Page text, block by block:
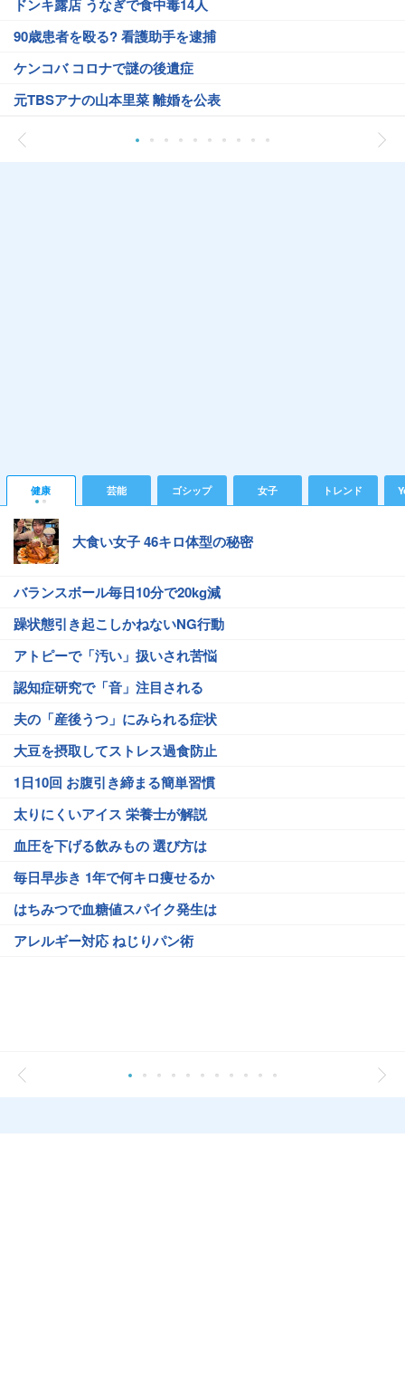
ドンキ露店 うなぎで食中毒14人
90歳患者を殴る? 看護助手を逮捕
ケンコバ コロナで謎の後遺症
元TBSアナの山本里菜 離婚を公表
健康 芸能 ゴシップ 女子 トレンド
大食い女子 46キロ体型の秘密
バランスボール毎日10分で20kg減
躁状態引き起こしかねないNG行動
アトピーで「汚い」扱いされ苦悩
認知症研究で「音」注目される
夫の「産後うつ」にみられる症状
大豆を摂取してストレス過食防止
1日10回 お腹引き締まる簡単習慣
太りにくいアイス 栄養士が解説
血圧を下げる飲みもの 選び方は
毎日早歩き 1年で何キロ痩せるか
はちみつで血糖値スパイク発生は
アレルギー対応 ねじりパン術